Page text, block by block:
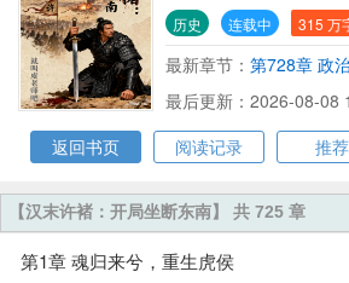
历史 连载中 315 万
最新章节： 第728章 政
最后更新：2026-08-08
返回书页
阅读记录 推荐
【汉末许褚：开局坐断东南】 共 725 章
第1章 魂归来兮，重生虎侯